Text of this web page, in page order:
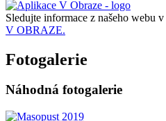
Sledujte informace z našeho webu v
V OBRAZE.
Fotogalerie
Náhodná fotogalerie